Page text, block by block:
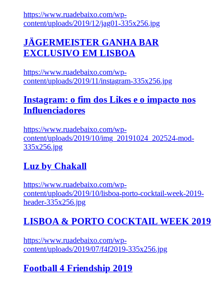
https://www.ruadebaixo.com/wp-
content/uploads/2019/12/jag01-335x256.jpg
JÄGERMEISTER GANHA BAR
EXCLUSIVO EM LISBOA
https://www.ruadebaixo.com/wp-
content/uploads/2019/11/instagram-335x256.jpg
Instagram: o fim dos Likes e o impacto nos
Influenciadores
https://www.ruadebaixo.com/wp-
content/uploads/2019/10/img_20191024_202524-mod-
335x256.jpg
Luz by Chakall
https://www.ruadebaixo.com/wp-
content/uploads/2019/10/lisboa-porto-cocktail-week-2019-
header-335x256.jpg
LISBOA & PORTO COCKTAIL WEEK 2019
https://www.ruadebaixo.com/wp-
content/uploads/2019/07/f4f2019-335x256.jpg
Football 4 Friendship 2019